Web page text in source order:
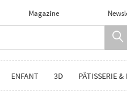
Magazine
ENFANT 3D PÂTISSERIE &